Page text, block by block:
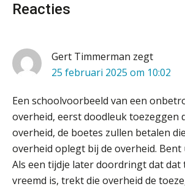
Reacties
Gert Timmerman zegt
25 februari 2025 om 10:02
Een schoolvoorbeeld van een
overheid, eerst doodleuk toezeggen
overheid, de boetes zullen betalen
overheid oplegt bij de overheid. Bent
Als een tijdje later doordringt dat dat
vreemd is, trekt die overheid de
bij gedrag”
veranderen
ICT & AI | “Wie
voor
ICT & AI | Waarom
advies is